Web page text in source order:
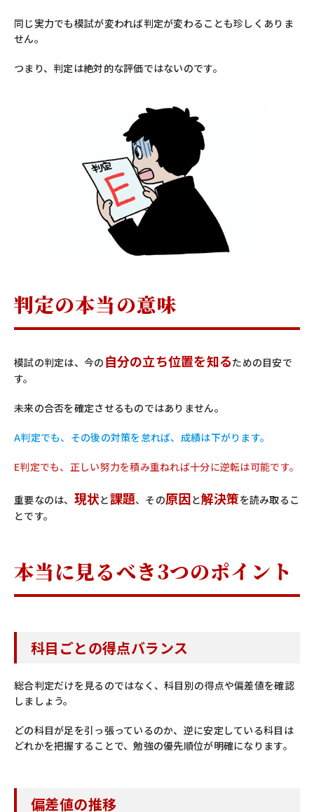
同じ実力でも模試が変われば判定が変わることも珍しくありま
せん。
つまり、判定は絶対的な評価ではないのです。
判定の本当の意味
模試の判定は、今の 自分の立ち位置を知るための目安で
す。
未来の合否を確定させるものではありません。
A判定でも、その後の対策を怠れば、成績は下がります。
E判定でも、正しい努力を積み重ねれば十分に逆転は可能です。
重要なのは、 現状と課題、その原因と解決策を読み取るこ
とです。
本当に見るべき3つのポイント
科目ごとの得点バランス
総合判定だけを見るのではなく、科目別の得点や偏差値を確認
しましょう。
どの科目が足を引っ張っているのか、逆に安定している科目は
どれかを把握することで、勉強の優先順位が明確になります。
偏差値の推移